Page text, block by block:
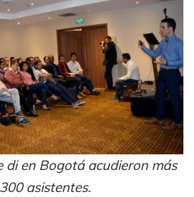
di en Bogotá acudieron más
asistentes.